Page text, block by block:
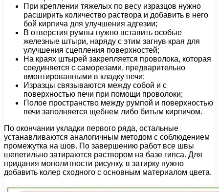
При креплении тяжелых по весу изразцов нужно
расширить количество раствора и добавить в него
бой кирпича для улучшения адгезии;
В отверстия румпы нужно вставить особые
железные штыри, наряду с этим загнув края для
улучшения сцепления поверхностей;
На краях штырей закрепляется проволока, которая
соединяется с саморезами, предварительно
вмонтированными в кладку печи;
Изразцы связываются между собой и с
поверхностью печи при помощи проволоки;
Полое пространство между румпой и поверхностью
печи заполняется щебнем либо битым кирпичом.
По окончании укладки первого ряда, остальные
устанавливаются аналогичным методом с соблюдением
промежутка на шов. По завершению работ все швы
шепетильно затираются раствором на базе гипса. Для
придания монолитности рисунку, в затирку нужно
добавить колер сходного с основным материалом цвета.